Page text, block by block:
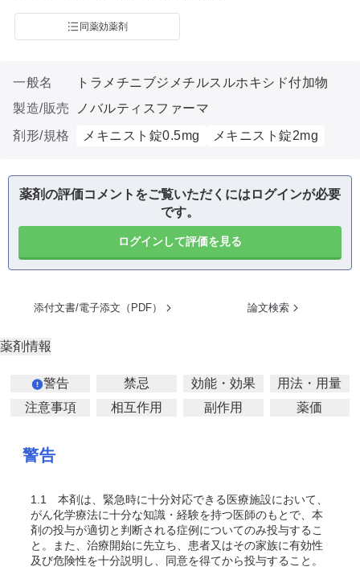
同薬効薬剤
一般名
トラメチニブジメチルスルホキシド付加物
製造/販売
ノバルティスファーマ
剤形/規格
メキニスト錠0.5mg メキニスト錠2mg
薬剤の評価コメントをご覧いただくにはログインが必要
です。
ログインして評価を見る
添付文書/電子添文（PDF） 論文検索
薬剤情報
警告 禁忌 効能・効果
用法・用量
注意事項
相互作用 副作用 薬価
警告
1.1
本剤は、緊急時に十分対応できる医療施設において、
がん化学療法に十分な知識・経験を持つ医師のもとで、本
剤の投与が適切と判断される症例についてのみ投与するこ
と。また、治療開始に先立ち、患者又はその家族に有効性
及び危険性を十分説明し、同意を得てから投与すること。